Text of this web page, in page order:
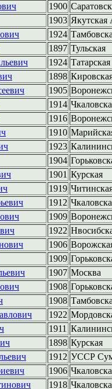
1900
1903
1924
1897 Тульская
1924 Татарская
1898
1905
1914
1916
1910
1923
1904
1901 Курская
1919
1912
1909
1922
1906
1909
1907 Москва
1908
1908
1922
1911
1898 Курская
1912 УССР
1906
1918